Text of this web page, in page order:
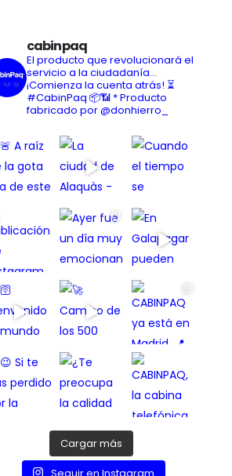
cabinpaq
El producto que revolucionará el
servicio a la ciudadanía...
¡Comienza la cuenta atrás! ⏳
#CabinPaq 📦📶* Producto
fabricado por @donhierro_
Cargar más
Seguir en Instagram